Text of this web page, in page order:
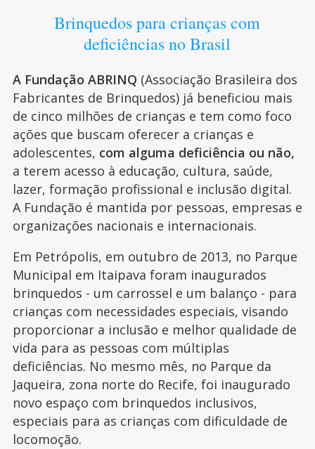
Brinquedos para crianças com
deficiências no Brasil
A Fundação ABRINQ (Associação Brasileira dos
Fabricantes de Brinquedos) já beneficiou mais
de cinco milhões de crianças e tem como foco
ações que buscam oferecer a crianças e
adolescentes, com alguma deficiência ou não,
a terem acesso à educação, cultura, saúde,
lazer, formação profissional e inclusão digital.
A Fundação é mantida por pessoas, empresas e
organizações nacionais e internacionais.
Em Petrópolis, em outubro de 2013, no Parque
Municipal em Itaipava foram inaugurados
brinquedos - um carrossel e um balanço - para
crianças com necessidades especiais, visando
proporcionar a inclusão e melhor qualidade de
vida para as pessoas com múltiplas
deficiências. No mesmo mês, no Parque da
Jaqueira, zona norte do Recife, foi inaugurado
novo espaço com brinquedos inclusivos,
especiais para as crianças com dificuldade de
locomoção.